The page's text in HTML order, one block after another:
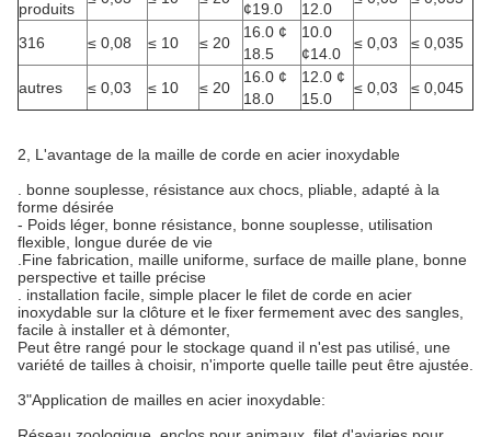
produits ¢19.0 12.0
316 ≤ 0,08 ≤ 10 ≤ 20
16.0 ¢
18.5
10.0
¢14.0
≤ 0,03 ≤ 0,035
autres ≤ 0,03 ≤ 10 ≤ 20
16.0 ¢
18.0
12.0 ¢
15.0
≤ 0,03 ≤ 0,045
2, L'avantage de la maille de corde en acier inoxydable
. bonne souplesse, résistance aux chocs, pliable, adapté à la
forme désirée
- Poids léger, bonne résistance, bonne souplesse, utilisation
flexible, longue durée de vie
.Fine fabrication, maille uniforme, surface de maille plane, bonne
perspective et taille précise
. installation facile, simple placer le filet de corde en acier
inoxydable sur la clôture et le fixer fermement avec des sangles,
facile à installer et à démonter,
Peut être rangé pour le stockage quand il n'est pas utilisé, une
variété de tailles à choisir, n'importe quelle taille peut être ajustée.
3"Application de mailles en acier inoxydable: